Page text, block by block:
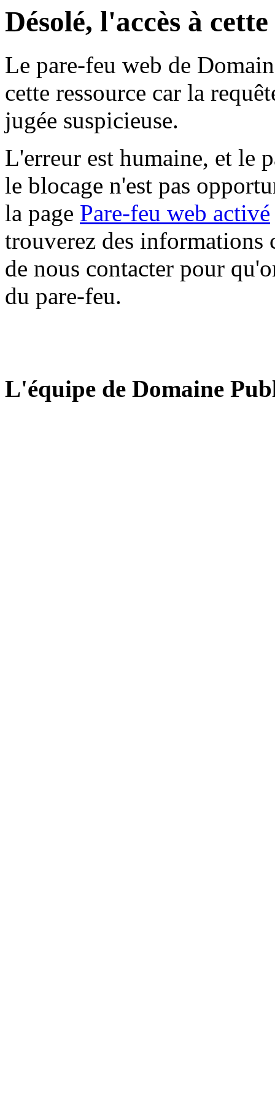
Désolé, l'accès à
Le pare-feu web de
cette ressource car la
jugée suspicieuse.
L'erreur est humaine, et le
le blocage n'est pas
la page Pare-feu web activé
trouverez des informations
de nous contacter pour
du pare-feu.
L'équipe de Domaine